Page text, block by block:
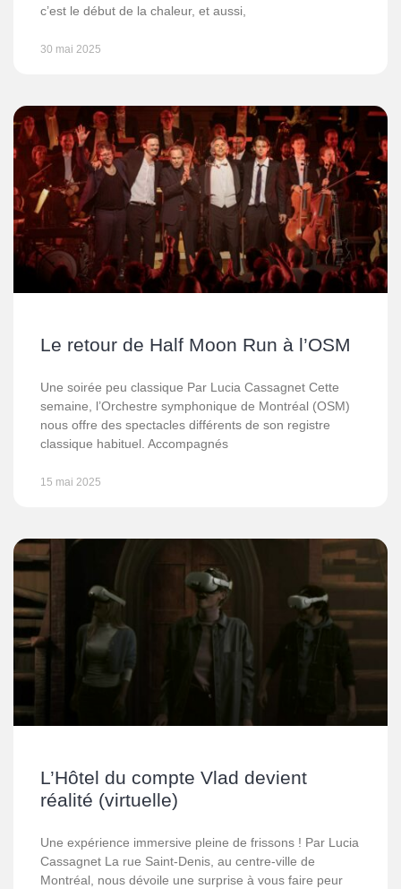
c’est le début de la chaleur, et aussi,
30 mai 2025
Le retour de Half Moon Run à l’OSM
Une soirée peu classique Par Lucia Cassagnet Cette
semaine, l’Orchestre symphonique de Montréal (OSM)
nous offre des spectacles différents de son registre
classique habituel. Accompagnés
15 mai 2025
L’Hôtel du compte Vlad devient
réalité (virtuelle)
Une expérience immersive pleine de frissons ! Par Lucia
Cassagnet La rue Saint-Denis, au centre-ville de
Montréal, nous dévoile une surprise à vous faire peur